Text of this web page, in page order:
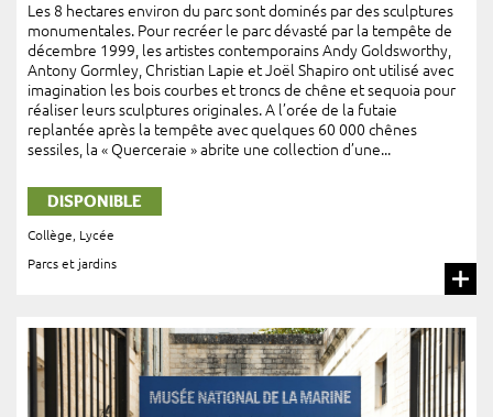
Les 8 hectares environ du parc sont dominés par des sculptures
monumentales. Pour recréer le parc dévasté par la tempête de
décembre 1999, les artistes contemporains Andy Goldsworthy,
Antony Gormley, Christian Lapie et Joël Shapiro ont utilisé avec
imagination les bois courbes et troncs de chêne et sequoia pour
réaliser leurs sculptures originales. A l’orée de la futaie
replantée après la tempête avec quelques 60 000 chênes
sessiles, la « Querceraie » abrite une collection d’une...
DISPONIBLE
Collège
Lycée
Parcs et jardins